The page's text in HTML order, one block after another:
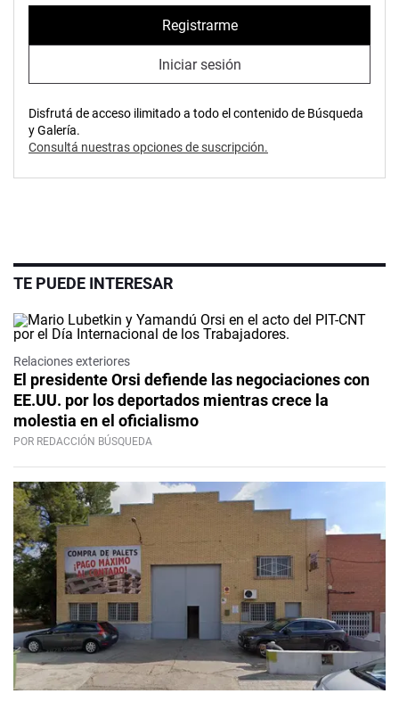
Registrarme
Iniciar sesión
Disfrutá de acceso ilimitado a todo el contenido de Búsqueda
y Galería.
Consultá nuestras opciones de suscripción.
TE PUEDE INTERESAR
Relaciones exteriores
El presidente Orsi defiende las negociaciones con
EE.UU. por los deportados mientras crece la
molestia en el oficialismo
POR REDACCIÓN BÚSQUEDA